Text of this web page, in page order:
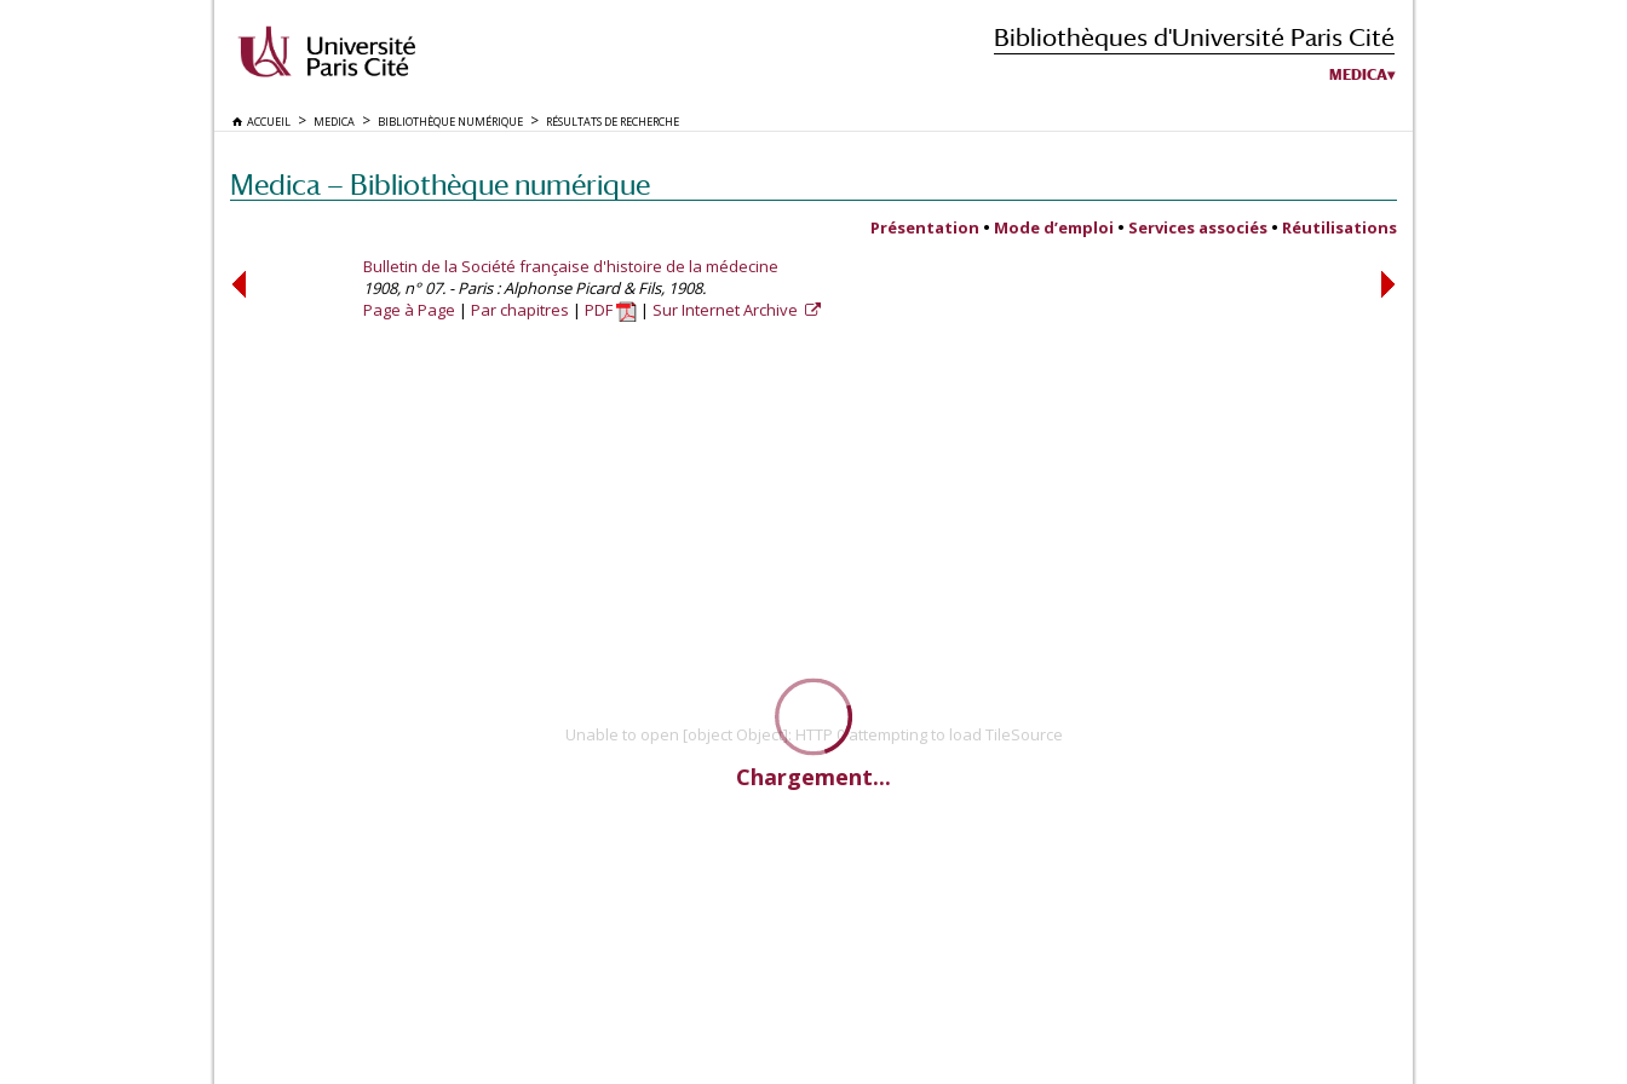
Bibliothèques d'Université Paris Cité
MEDICA
ACCUEIL MEDICA BIBLIOTHÈQUE NUMÉRIQUE RÉSULTATS DE RECHERCHE
Medica — Bibliothèque numérique
Présentation • Mode d’emploi • Services associés • Réutilisations
Bulletin de la Société française d'histoire de la médecine
1908, n° 07. - Paris : Alphonse Picard & Fils, 1908.
Page à Page
Par chapitres PDF Sur Internet Archive
Unable to open [object Object]: HTTP 0 attempting to load TileSource
Chargement...